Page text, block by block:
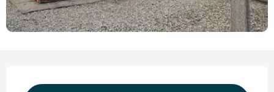
Openingstijden en